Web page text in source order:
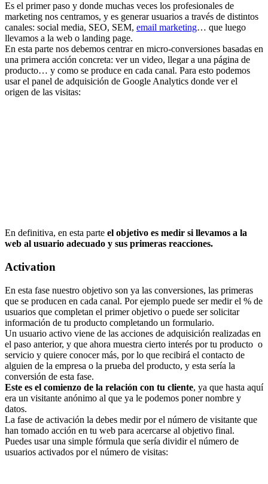
Es el primer paso y donde muchas veces los profesionales de
marketing nos centramos, y es generar usuarios a través de distintos
canales: social media, SEO, SEM, email marketing… que luego
llevamos a la web o landing page.
En esta parte nos debemos centrar en micro-conversiones basadas en
una primera acción concreta: ver un video, llegar a una página de
producto… y como se produce en cada canal. Para esto podemos
usar el panel de adquisición de Google Analytics donde ver el
origen de las visitas:
En definitiva, en esta parte el objetivo es medir si llevamos a la
web al usuario adecuado y sus primeras reacciones.
Activation
En esta fase nuestro objetivo son ya las conversiones, las primeras
que se producen en cada canal. Por ejemplo puede ser medir el % de
usuarios que completan el primer objetivo o puede ser solicitar
información de tu producto completando un formulario.
Un usuario activo viene de las acciones de adquisición realizadas en
el paso anterior, y que ahora muestra cierto interés por tu producto o
servicio y quiere conocer más, por lo que recibirá el contacto de
alguien de la empresa o la prueba del producto, y esta sería la
conversión de esta fase.
Este es el comienzo de la relación con tu cliente, ya que hasta aquí
era un visitante anónimo al que ya le podemos poner nombre y
datos.
La fase de activación la debes medir por el número de visitante que
han tomado acción en tu web para acercarse al objetivo final.
Puedes usar una simple fórmula que sería dividir el número de
usuarios activados por el número de visitas: